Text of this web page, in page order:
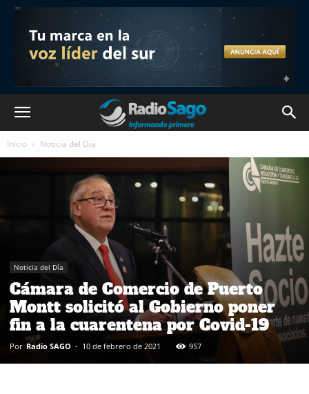
Inicio Noticia del Día
Noticia del Día
Cámara de Comercio de Puerto
Montt solicitó al Gobierno poner
fin a la cuarentena por Covid-19
Por Radio SAGO - 10 de febrero de 2021 957